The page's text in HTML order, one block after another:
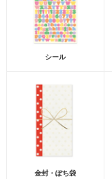
シール
金封・ぽち袋